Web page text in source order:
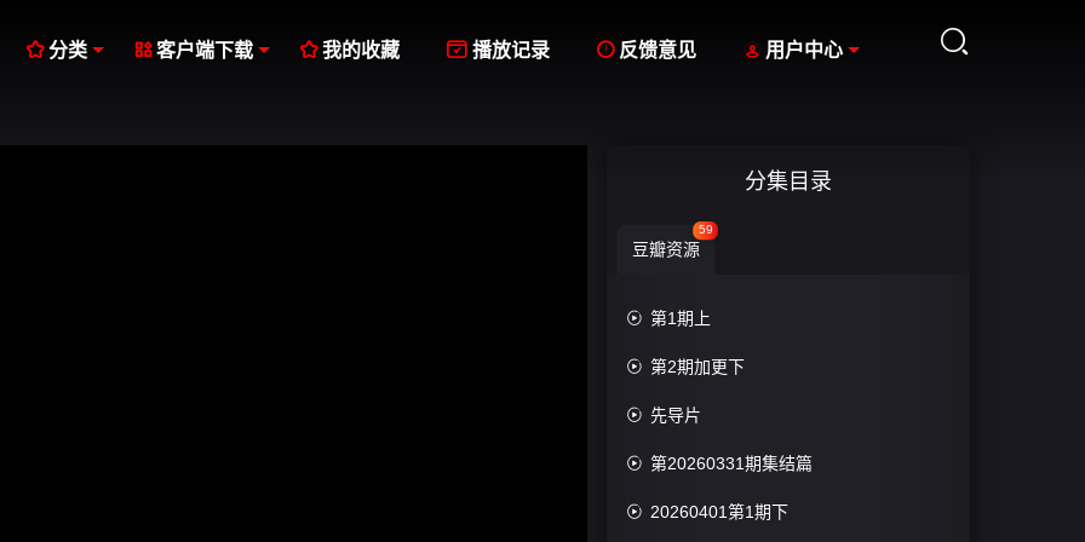

分类 客户端下载 我的收藏  播放记录  反馈意见  用户中心
分集目录
豆瓣资源
59
 第1期上
 第2期加更下
 先导片
 第20260331期集结篇
 20260401第1期下